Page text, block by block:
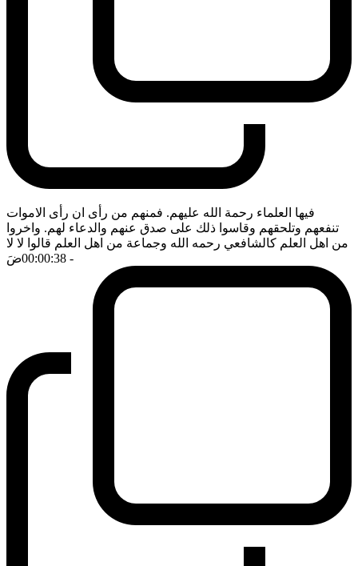
فيها العلماء رحمة الله عليهم. فمنهم من رأى ان رأى الاموات
تنفعهم وتلحقهم وقاسوا ذلك على صدق عنهم والدعاء لهم. واخروا
من اهل العلم كالشافعي رحمه الله وجماعة من اهل العلم قالوا لا لا
- 00:00:38
ضَ